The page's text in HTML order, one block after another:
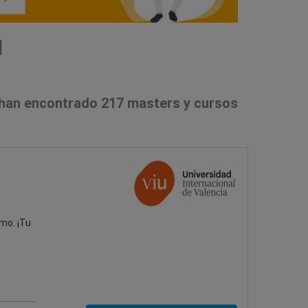
encontrado 217 masters y cursos
¡Tu